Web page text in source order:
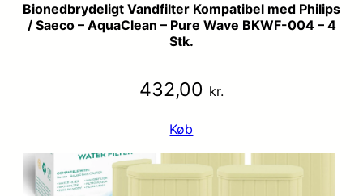
Bionedbrydeligt Vandfilter Kompatibel med Philips
/ Saeco – AquaClean – Pure Wave BKWF-004 – 4
Stk.
432,00 kr.
Køb